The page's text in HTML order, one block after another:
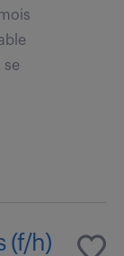
se
(f/h)